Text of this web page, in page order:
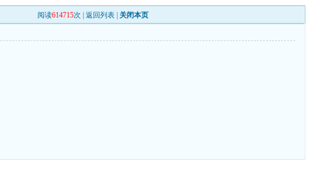
阅读614715次 |返回列表 关闭本页